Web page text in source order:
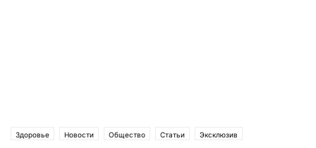
Здоровье Новости Общество Статьи Эксклюзив